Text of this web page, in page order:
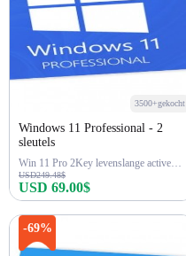
3500+gekocht
Windows 11 Professional - 2
sleutels
Win 11 Pro 2Key levenslange activering
USD249.48$
USD 69.00$
-69%